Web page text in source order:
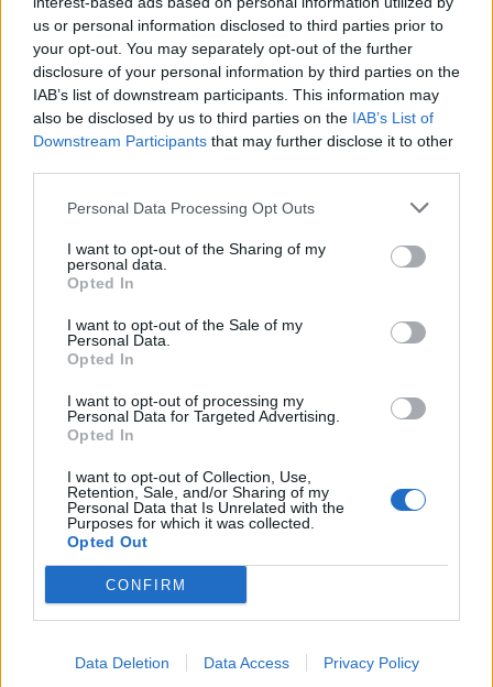
us or personal information disclosed to third parties prior to
your opt-out. You may separately opt-out of the further
disclosure of your personal information by third parties on the
IAB’s list of downstream participants. This information may
also be disclosed by us to third parties on the IAB’s List of
Downstream Participants that may further disclose it to other
Personal Data Processing Opt Outs
I want to opt-out of the Sharing of my
personal data.
Opted In
I want to opt-out of the Sale of my
Personal Data.
Opted In
I want to opt-out of processing my
Personal Data for Targeted Advertising.
Opted In
I want to opt-out of Collection, Use,
Retention, Sale, and/or Sharing of my
Personal Data that Is Unrelated with the
Purposes for which it was collected.
Opted Out
CONFIRM
Data Deletion Data Access Privacy Policy
κινητοποιήσεων;
02/09/2019 - 12:01
Κύπρος: Θα απαγορεύσουν
τα μούσια, τα κολάν και το
μακιγιάζ στα σχολεία
02/09/2019 - 13:50
ΡΟΗ ΕΙΔΗΣΕΩΝ
Κορυφώνεται η έξοδος του Αυγούστου – Πάνω από
56.000 επιβάτες αναχωρούν σήμερα από τα
λιμάνια της Αττικής
08/08/2026 - 14:30 ΕΛΛΑΔΑ
– Τα έργα Antinero και η «μάχη» πριν από τις